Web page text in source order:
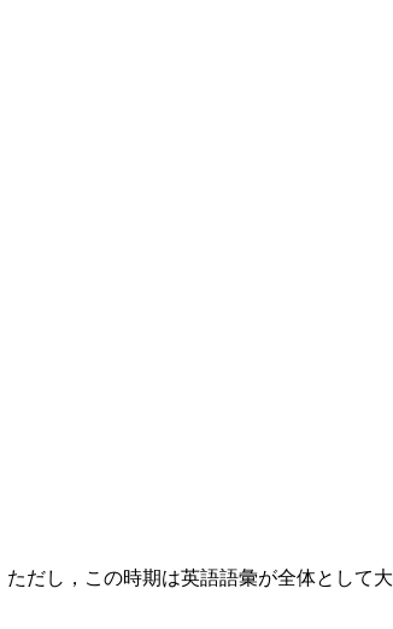
だし，この時期は英語語彙が全体として